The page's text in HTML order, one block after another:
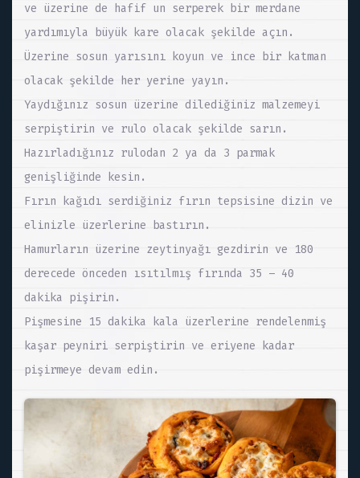
ve üzerine de hafif un serperek bir merdane
yardımıyla büyük kare olacak şekilde açın.
Üzerine sosun yarısını koyun ve ince bir katman
olacak şekilde her yerine yayın.
Yaydığınız sosun üzerine dilediğiniz malzemeyi
serpiştirin ve rulo olacak şekilde sarın.
Hazırladığınız rulodan 2 ya da 3 parmak
genişliğinde kesin.
Fırın kağıdı serdiğiniz fırın tepsisine dizin ve
elinizle üzerlerine bastırın.
Hamurların üzerine zeytinyağı gezdirin ve 180
derecede önceden ısıtılmış fırında 35 – 40
dakika pişirin.
Pişmesine 15 dakika kala üzerlerine rendelenmiş
kaşar peyniri serpiştirin ve eriyene kadar
pişirmeye devam edin.